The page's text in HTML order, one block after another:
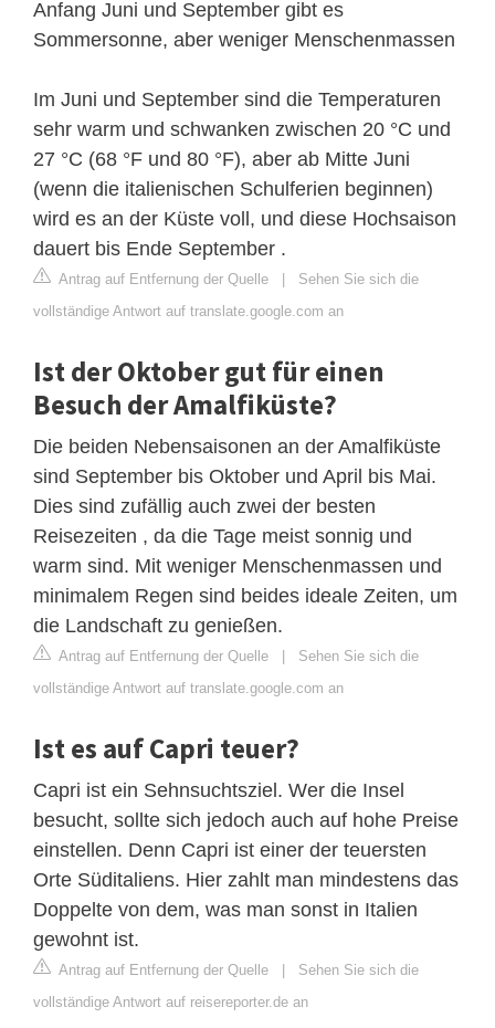
Anfang Juni und September gibt es
Sommersonne, aber weniger Menschenmassen
Im Juni und September sind die Temperaturen
sehr warm und schwanken zwischen 20 °C und
27 °C (68 °F und 80 °F), aber ab Mitte Juni
(wenn die italienischen Schulferien beginnen)
wird es an der Küste voll, und diese Hochsaison
dauert bis Ende September .
Antrag auf Entfernung der Quelle | Sehen Sie sich die
vollständige Antwort auf translate.google.com an
Ist der Oktober gut für einen
Besuch der Amalfiküste?
Die beiden Nebensaisonen an der Amalfiküste
sind September bis Oktober und April bis Mai.
Dies sind zufällig auch zwei der besten
Reisezeiten , da die Tage meist sonnig und
warm sind. Mit weniger Menschenmassen und
minimalem Regen sind beides ideale Zeiten, um
die Landschaft zu genießen.
Antrag auf Entfernung der Quelle | Sehen Sie sich die
vollständige Antwort auf translate.google.com an
Ist es auf Capri teuer?
Capri ist ein Sehnsuchtsziel. Wer die Insel
besucht, sollte sich jedoch auch auf hohe Preise
einstellen. Denn Capri ist einer der teuersten
Orte Süditaliens. Hier zahlt man mindestens das
Doppelte von dem, was man sonst in Italien
gewohnt ist.
Antrag auf Entfernung der Quelle | Sehen Sie sich die
vollständige Antwort auf reisereporter.de an